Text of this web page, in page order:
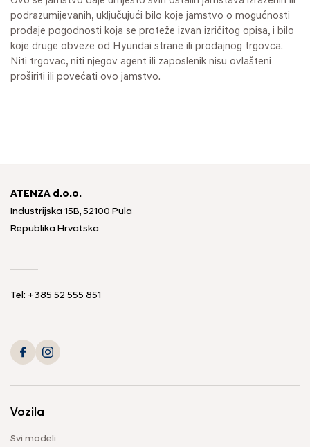
podrazumijevanih, uključujući bilo koje jamstvo o mogućnosti
prodaje pogodnosti koja se proteže izvan izričitog opisa, i bilo
koje druge obveze od Hyundai strane ili prodajnog trgovca.
Niti trgovac, niti njegov agent ili zaposlenik nisu ovlašteni
proširiti ili povećati ovo jamstvo.
ATENZA d.o.o.
Industrijska 15B, 52100 Pula
Republika Hrvatska
Tel: +385 52 555 851
Vozila
Svi modeli